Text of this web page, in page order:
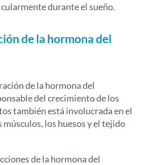
durante el sueño.
de la hormona del
de la hormona del
del crecimiento de los
también está involucrada en el
los huesos y el tejido
de la hormona del